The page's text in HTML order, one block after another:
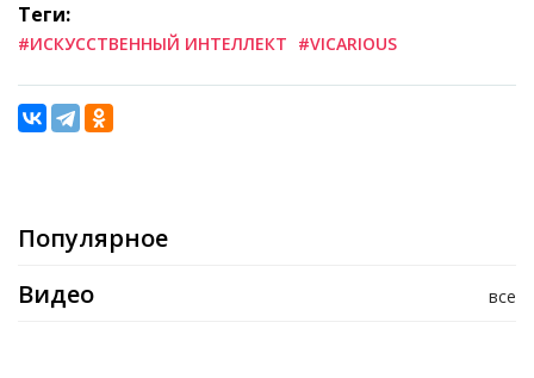
Теги:
#ИСКУССТВЕННЫЙ ИНТЕЛЛЕКТ #VICARIOUS
Популярное
все
Видео